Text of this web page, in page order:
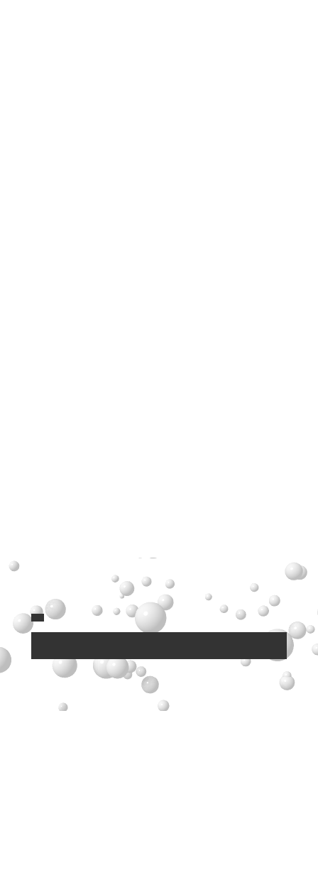
LP
クボタ130周年（グローバル）